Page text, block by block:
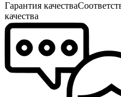
Гарантия качества
качества